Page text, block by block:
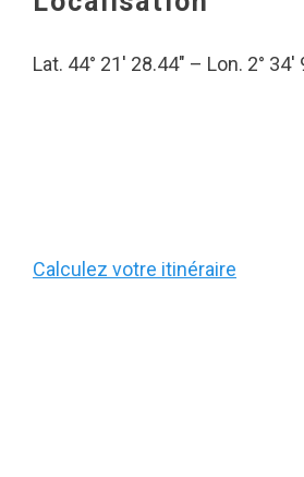
Lat. 44° 21′ 28.44″ – Lon. 2° 34′
Calculez votre itinéraire